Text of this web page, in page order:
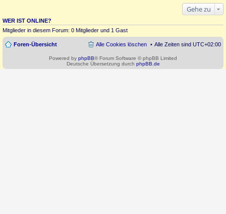
Gehe zu
WER IST ONLINE?
Mitglieder in diesem Forum: 0 Mitglieder und 1 Gast
Foren-Übersicht Alle Zeiten sind UTC+02:00
Alle Cookies löschen
Powered by phpBB® Forum Software © phpBB Limited
Deutsche Übersetzung durch phpBB.de